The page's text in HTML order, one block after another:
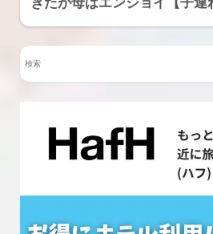
ぎたが母はエンジョイ【子連